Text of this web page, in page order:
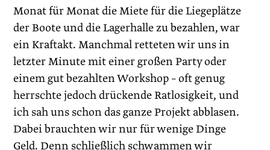
Monat für Monat die Miete für die Liegeplätze
der Boote und die Lagerhalle zu bezahlen, war
ein Kraftakt. Manchmal retteten wir uns in
letzter Minute mit einer großen Party oder
einem gut bezahlten Workshop – oft genug
herrschte jedoch drückende Ratlosigkeit, und
ich sah uns schon das ganze Projekt abblasen.
Dabei brauchten wir nur für wenige Dinge
Geld. Denn schließlich schwammen wir